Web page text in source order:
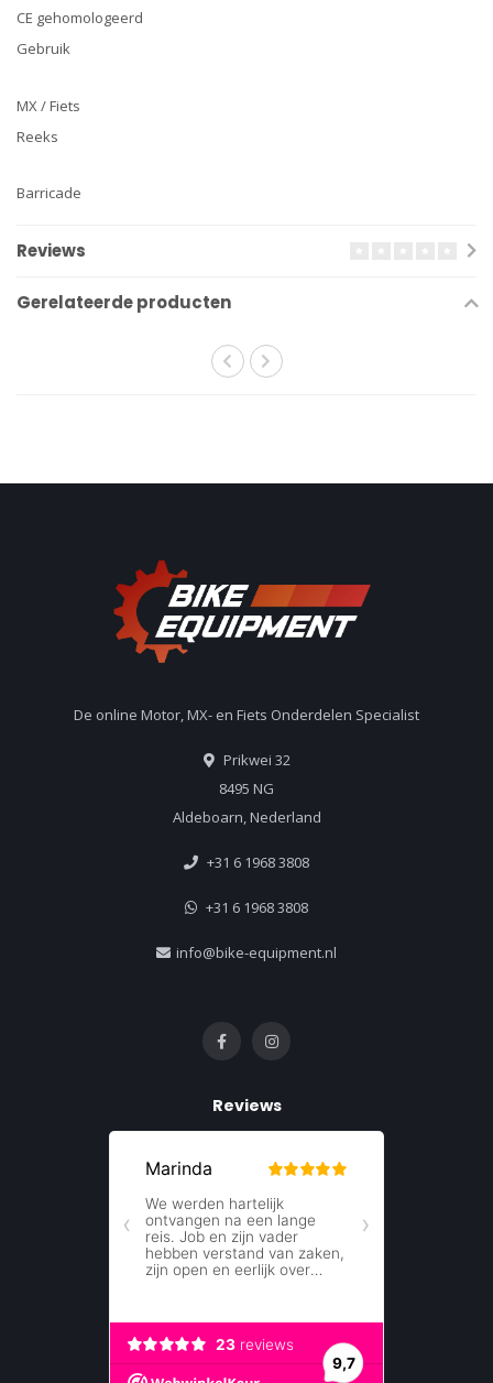
CE gehomologeerd
Gebruik
MX / Fiets
Reeks
Barricade
Reviews
Gerelateerde producten
De online Motor, MX- en Fiets Onderdelen Specialist
Prikwei 32
8495 NG
Aldeboarn, Nederland
+31 6 1968 3808
+31 6 1968 3808
info@bike-equipment.nl
Reviews